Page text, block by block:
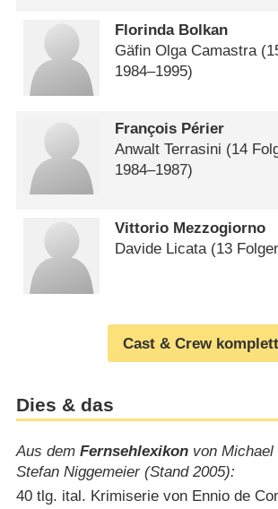
Florinda Bolkan
Gäfin Olga Camastra
1984⁠–⁠1995)
François Périer
Anwalt Terrasini (14
1984⁠–⁠1987)
Vittorio Mezzogiorno
Davide Licata(13
Cast & Crew komplett
Dies & das
Aus dem Fernsehlexikonvon Michael
Stefan Niggemeier (Stand 2005):
40 tlg. ital. Krimiserie von Ennio de